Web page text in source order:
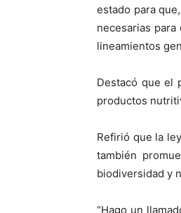
estado para
necesarias
lineamientos
Destacó que el
productos
Refirió que la
también
biodiversidad y
“Hago un